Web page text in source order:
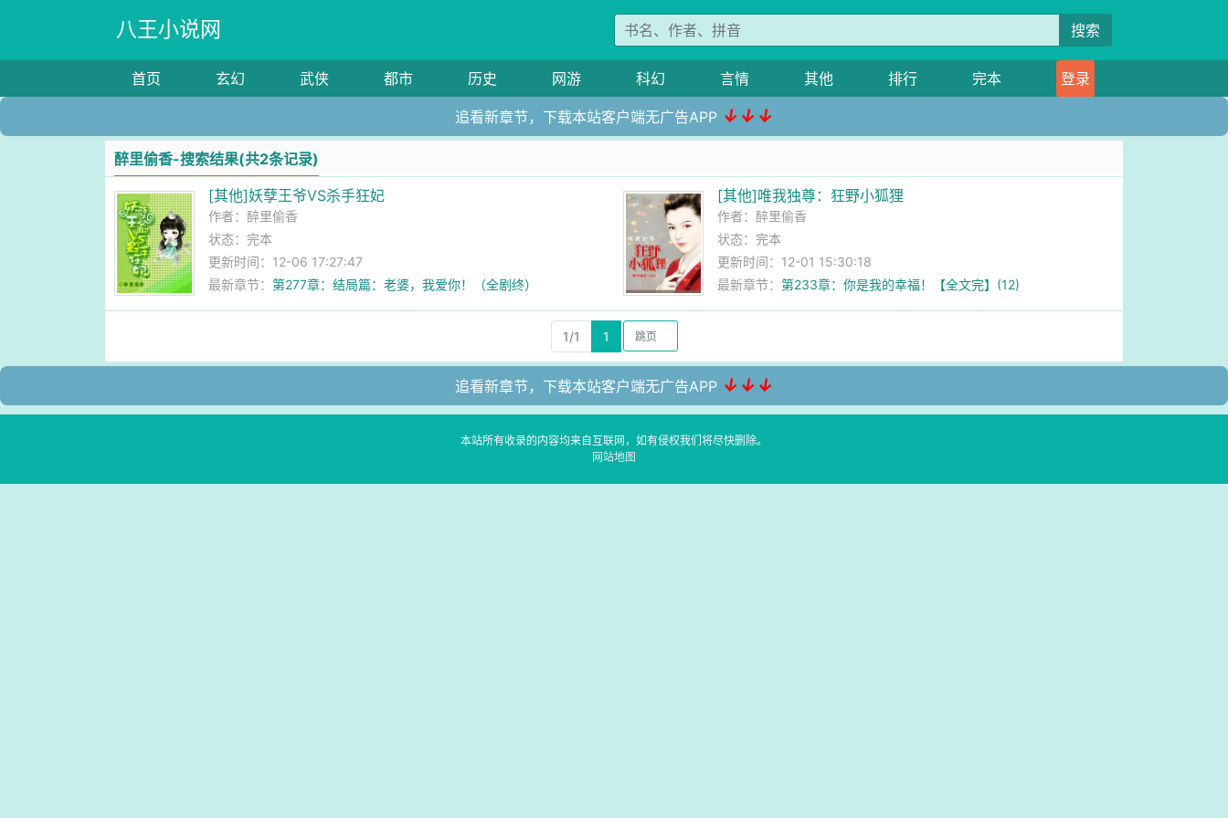
八王小说网 搜索
首页 玄幻 武侠 都市 历史 网游 科幻 言情 其他 排行 完本 登录
追看新章节，下载本站客户端无广告APP ↓↓↓
醉里偷香-搜索结果(共2条记录)
[其他]妖孽王爷VS杀手狂妃
作者：醉里偷香
状态：完本
更新时间：12-06 17:27:47
最新章节：第277章：结局篇：老婆，我爱你！（全剧终）
[其他]唯我独尊：狂野小狐狸
作者： 醉里偷香
状态：完本
更新时间：12-01 15:30:18
最新章节： 第233章：你是我的幸福！【全文完】(12)
1/1 1
追看新章节，下载本站客户端无广告APP ↓↓↓
本站所有收录的内容均来自互联网，如有侵权我们将尽快删除。
网站地图